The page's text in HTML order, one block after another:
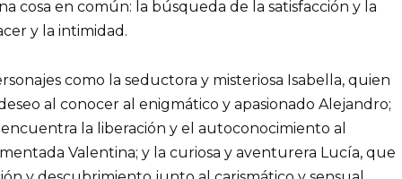
cosa en común: la búsqueda de la satisfacción y la
y la intimidad.
como la seductora y misteriosa Isabella, quien
al conocer al enigmático y apasionado Alejandro;
la liberación y el autoconocimiento al
Valentina; y la curiosa y aventurera Lucía, que